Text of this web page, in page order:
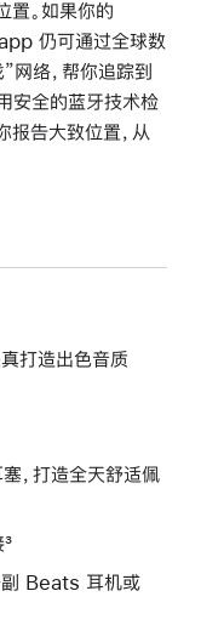
置。如果你的
仍可通过全球数
络，帮你追踪到
安全的蓝牙技术检
报告大致位置，从
打造出色音质
，打造全天舒适佩
副 Beats 耳机或